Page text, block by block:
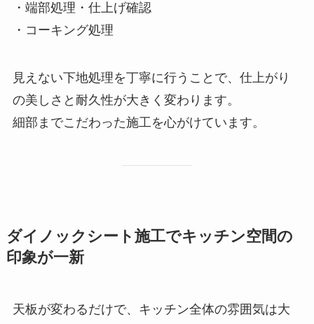
・端部処理・仕上げ確認
・コーキング処理
見えない下地処理を丁寧に行うことで、仕上がり
の美しさと耐久性が大きく変わります。
細部までこだわった施工を心がけています。
ダイノックシート施工でキッチン空間の
印象が一新
天板が変わるだけで、キッチン全体の雰囲気は大